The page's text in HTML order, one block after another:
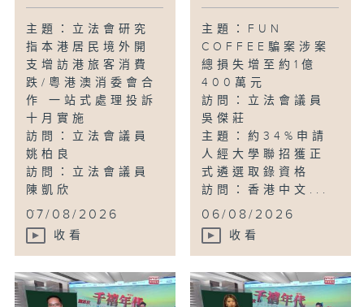
主題：立法會研究
指本港居民境外開
支增訪港旅客消費
跌/粵港澳消委會合
作 一站式處理投訴
十月實施
訪問：立法會議員
姚柏良
訪問：立法會議員
陳凱欣
...
07/08/2026
收看
主題：FUN
COFFEE騙案涉案
總損失增至約1億
400萬元
訪問：立法會議員
吳傑莊
主題：約34%申請
人經大學聯招獲正
式遴選取錄資格
訪問：香港中文...
06/08/2026
收看